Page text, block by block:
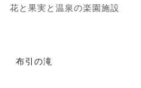
花と果実と温泉の楽園施設
布引の滝